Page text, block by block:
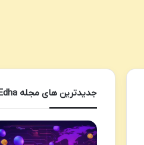
جدیدترین های مجله Edha